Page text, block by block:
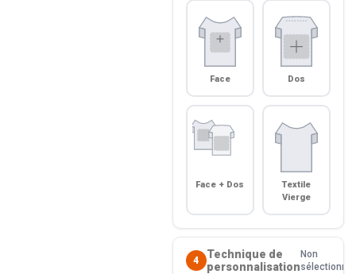
Face Dos
Face + Dos
Textile
Vierge
4
Technique de
personnalisation
Non
sélectionné